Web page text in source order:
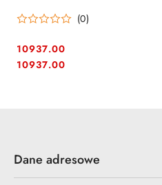
podejściu na wkrętarkę
(0)
Cena:
10937.00
Cena:
10937.00
Dane adresowe